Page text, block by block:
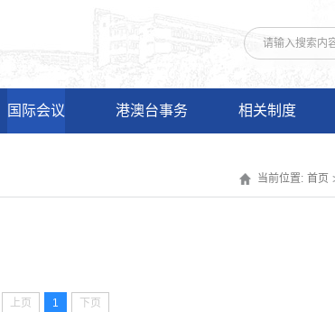
国际会议 港澳台事务 相关制度
当前位置: 首页
上页 1 下页